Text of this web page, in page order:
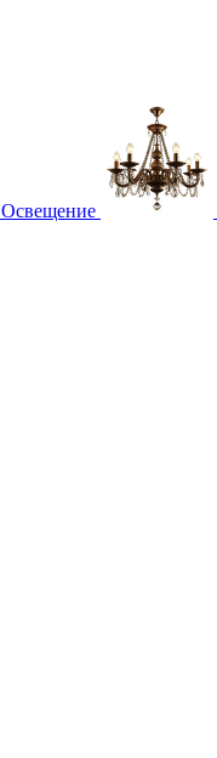
Освещение